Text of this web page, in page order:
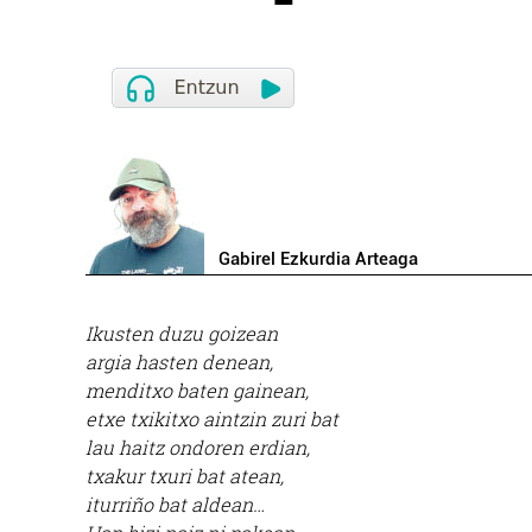
Gabirel Ezkurdia Arteaga
Ikusten duzu goizean
argia hasten denean,
menditxo baten gainean,
etxe txikitxo aintzin zuri bat
lau haitz ondoren erdian,
txakur txuri bat atean,
iturriño bat aldean…